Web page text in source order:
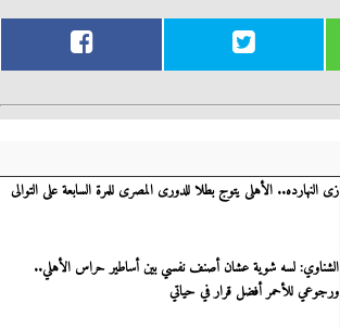
زى النهارده.. الأهلى يتوج بطلا للدورى المصرى للمرة السابعة على التوالى
الشناوي: لسه شوية عشان أصنف نفسي بين أساطير حراس الأهلي..
ورجوعي للأحمر أفضل قرار في حياتي